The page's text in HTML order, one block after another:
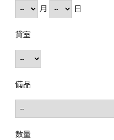
月
日
貸室
備品
数量